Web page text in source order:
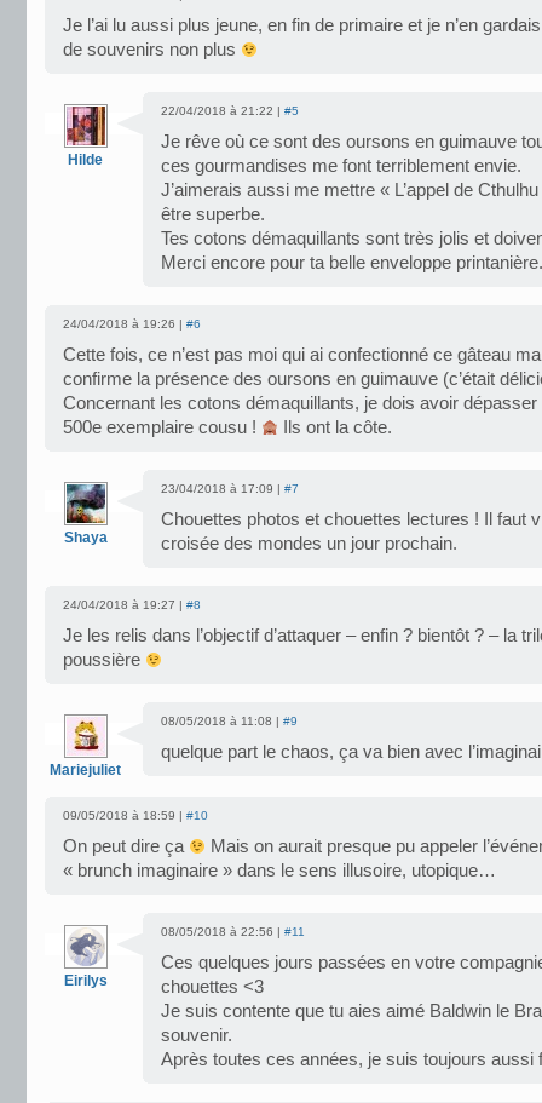
Je l’ai lu aussi plus jeune, en fin de primaire et je n’en
de souvenirs non plus
Hilde
22/04/2018 à 21:22 | #5
Je rêve où ce sont des oursons en guimauve
ces gourmandises me font terriblement envie.
J’aimerais aussi me mettre « L’appel de
être superbe.
Tes cotons démaquillants sont très jolis et
Merci encore pour ta belle enveloppe printanière.
24/04/2018 à 19:26 | #6
Cette fois, ce n’est pas moi qui ai confectionné ce gâteau
confirme la présence des oursons en guimauve (c’était
Concernant les cotons démaquillants, je dois avoir dépasser
500e exemplaire cousu !
Ils ont la côte.
Shaya
23/04/2018 à 17:09 | #7
Chouettes photos et chouettes lectures ! Il faut
croisée des mondes un jour prochain.
24/04/2018 à 19:27 | #8
Je les relis dans l’objectif d’attaquer – enfin ? bientôt ? – la
poussière
Mariejuliet
08/05/2018 à 11:08 | #9
quelque part le chaos, ça va bien avec
09/05/2018 à 18:59 | #10
On peut dire ça
Mais on aurait presque pu appeler
« brunch imaginaire » dans le sens illusoire, utopique…
Eirilys
08/05/2018 à 22:56 | #11
Ces quelques jours passées en votre
chouettes <3
Je suis contente que tu aies aimé Baldwin le
souvenir.
Après toutes ces années, je suis toujours aussi